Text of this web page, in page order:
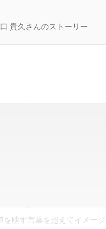
貴久さんのストーリー
映す
言葉を超えてイメー